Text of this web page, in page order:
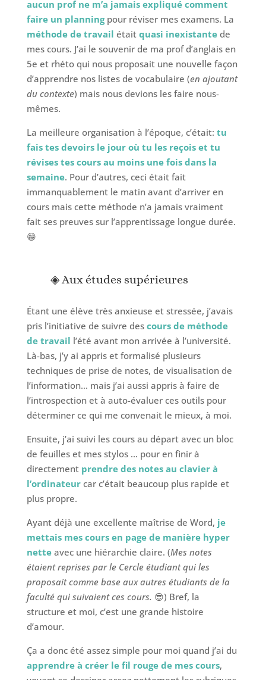
aucun prof ne m’a jamais expliqué comment
faire un planningpour réviser mes examens. La
méthode de travail était quasi inexistantede
mes cours. J’ai le souvenir de ma prof d’anglais en
5e et rhéto qui nous proposait une nouvelle façon
d’apprendre nos listes de vocabulaire (en ajoutant
du contexte) mais nous devions les faire nous-
mêmes.
La meilleure organisation à l’époque, c’était: tu
fais tes devoirs le jour où tu les reçois et tu
révises tes cours au moins une fois dans la
semaine. Pour d’autres, ceci était fait
immanquablement le matin avant d’arriver en
cours mais cette méthode n’a jamais vraiment
fait ses preuves sur l’apprentissage longue durée.
😁
◈ Aux études supérieures
Étant une élève très anxieuse et stressée, j’avais
pris l’initiative de suivre des cours de méthode
de travail l’été avant mon arrivée à l’université.
Là-bas, j’y ai appris et formalisé plusieurs
techniques de prise de notes, de visualisation de
l’information… mais j’ai aussi appris à faire de
l’introspection et à auto-évaluer ces outils pour
déterminer ce qui me convenait le mieux, à moi.
Ensuite, j’ai suivi les cours au départ avec un bloc
de feuilles et mes stylos … pour en finir à
directement prendre des notes au clavier à
l’ordinateurcar c’était beaucoup plus rapide et
plus propre.
Ayant déjà une excellente maîtrise de Word, je
mettais mes cours en page de manière hyper
netteavec une hiérarchie claire. (Mes notes
étaient reprises par le Cercle étudiant qui les
proposait comme base aux autres étudiants de la
faculté qui suivaient ces cours. 😎) Bref, la
structure et moi, c’est une grande histoire
d’amour.
Ça a donc été assez simple pour moi quand j’ai du
apprendre à créer le fil rouge de mes cours,